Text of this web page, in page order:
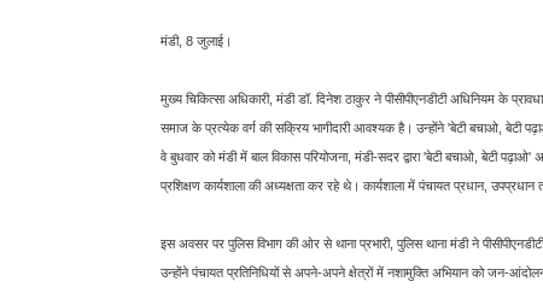
मंडी, 8 जुलाई।
मुख्य चिकित्सा अधिकारी, मंडी डॉ. दिनेश ठाकुर ने पीसीपीएनडीटी अधिनियम के
समाज के प्रत्येक वर्ग की सक्रिय भागीदारी आवश्यक है। उन्होंने 'बेटी बचाओ, बेटी
वे बुधवार को मंडी में बाल विकास परियोजना, मंडी-सदर द्वारा 'बेटी बचाओ, बेटी
प्रशिक्षण कार्यशाला की अध्यक्षता कर रहे थे। कार्यशाला में पंचायत प्रधान, उपप्रधान
इस अवसर पर पुलिस विभाग की ओर से थाना प्रभारी, पुलिस थाना मंडी ने
उन्होंने पंचायत प्रतिनिधियों से अपने-अपने क्षेत्रों में नशामुक्ति अभियान को जन-